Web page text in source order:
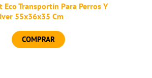
Eco Transportín Para Perros Y
55x36x35 Cm
COMPRAR